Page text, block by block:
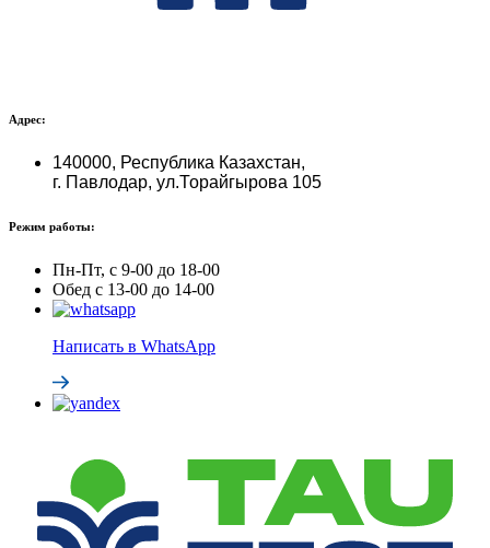
Адрес:
140000, Республика Казахстан,
г. Павлодар, ул.Торайгырова 105
Режим работы:
Пн-Пт, с 9-00 до 18-00
Обед с 13-00 до 14-00
Написать в WhatsApp